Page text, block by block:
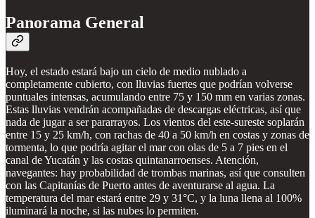
Panorama General
Hoy, el estado estará bajo un cielo de medio nublado a
completamente cubierto, con lluvias fuertes que podrían volverse
puntuales intensas, acumulando entre 75 y 150 mm en varias zonas.
Estas lluvias vendrán acompañadas de descargas eléctricas, así que
nada de jugar a ser pararrayos. Los vientos del este-sureste soplarán
entre 15 y 25 km/h, con rachas de 40 a 50 km/h en costas y zonas de
tormenta, lo que podría agitar el mar con olas de 5 a 7 pies en el
canal de Yucatán y las costas quintanarroenses. Atención,
navegantes: hay probabilidad de trombas marinas, así que consulten
con las Capitanías de Puerto antes de aventurarse al agua. La
temperatura del mar estará entre 29 y 31°C, y la luna llena al 100%
iluminará la noche, si las nubes lo permiten.